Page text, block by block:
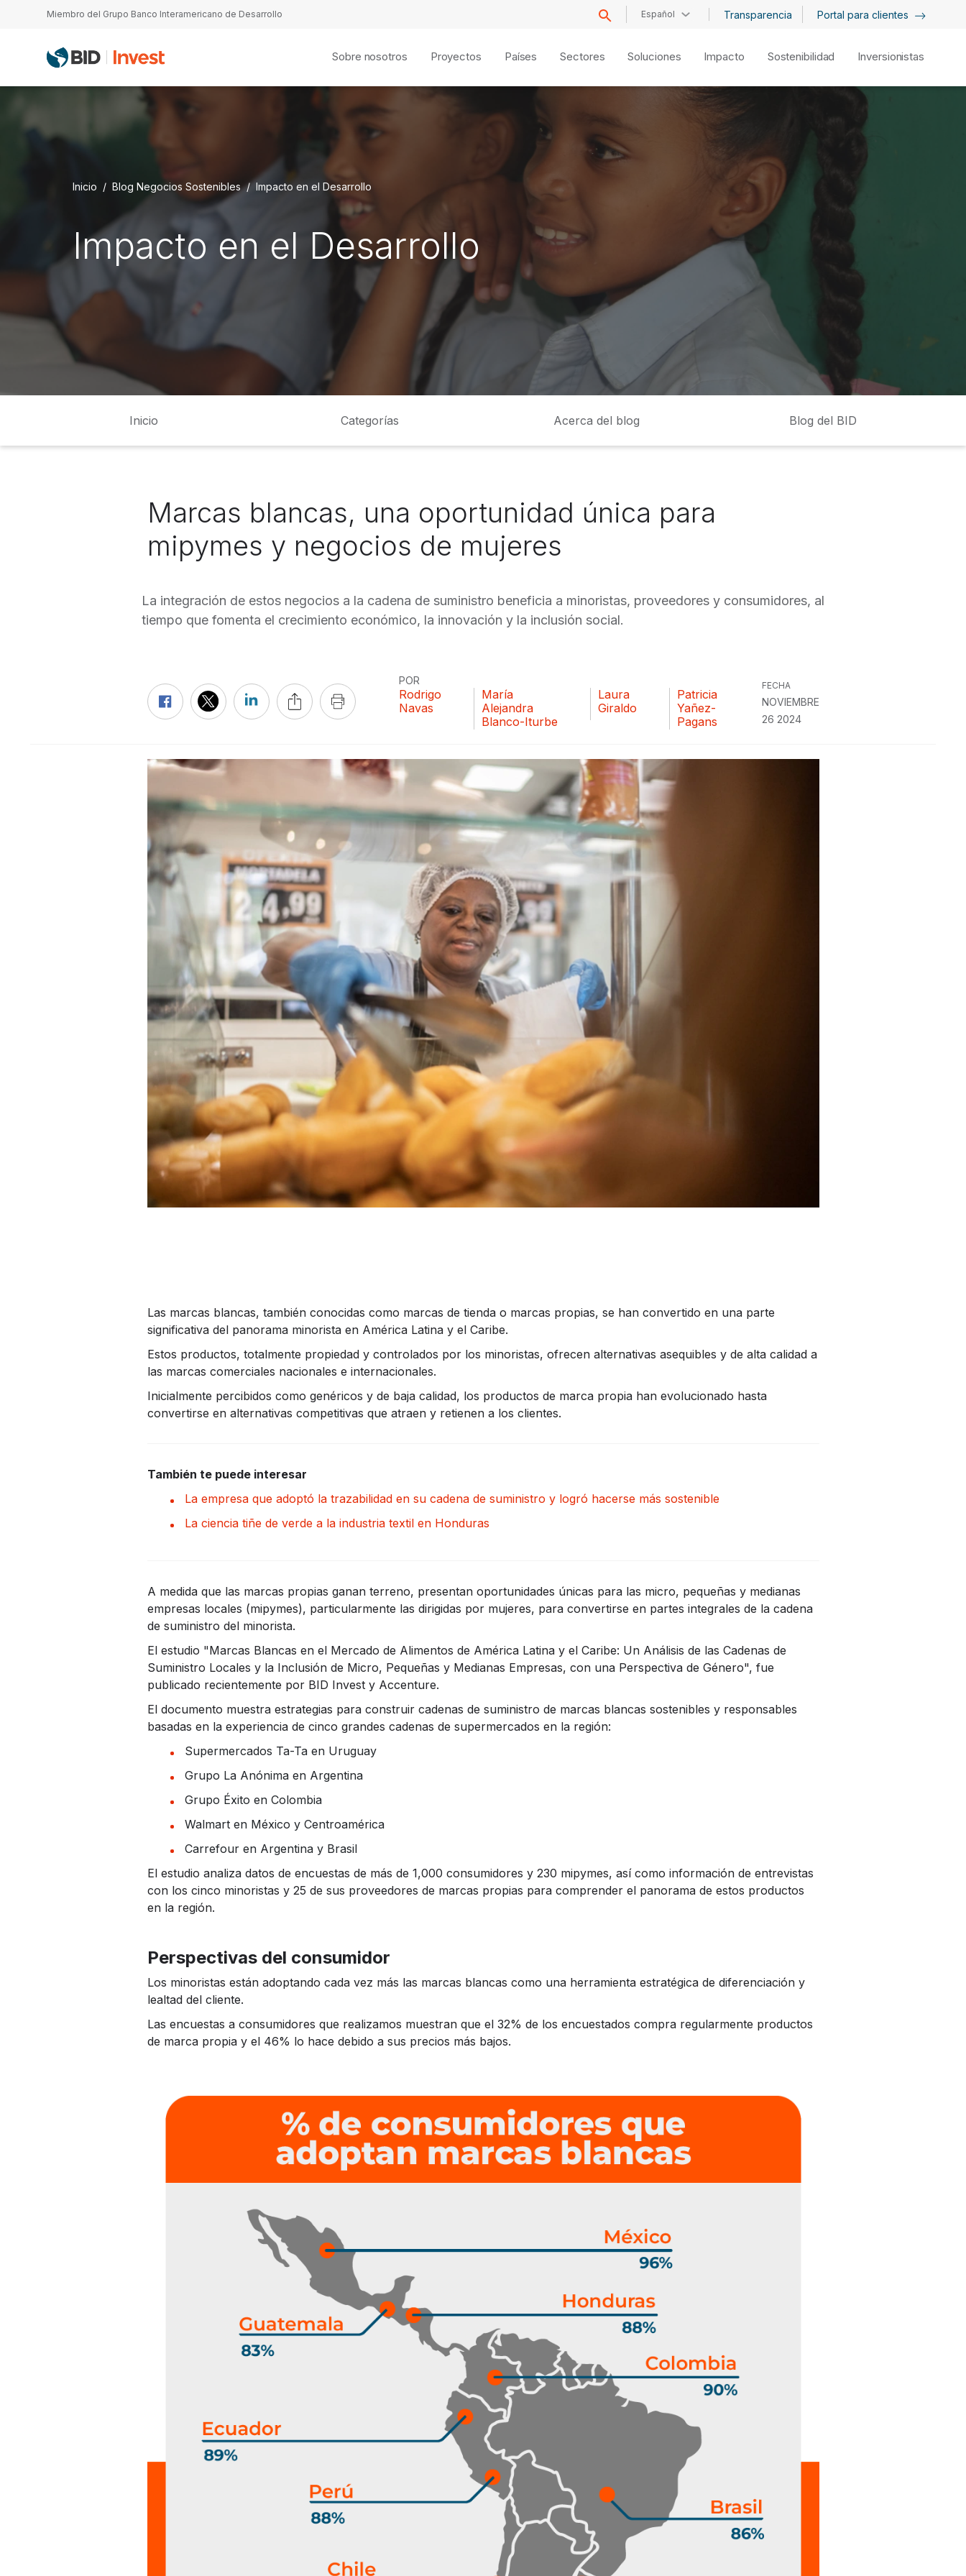
Pasar al contenido principal
Miembro del Grupo Banco Interamericano de Desarrollo Español Transparencia Portal para clientes
Sobre nosotros Proyectos Países Sectores Soluciones Impacto Sostenibilidad Inversionistas
Inicio Blog Negocios Sostenibles Impacto en el Desarrollo
Impacto en el Desarrollo
Inicio Categorías Acerca del blog Blog del BID
Marcas blancas, una oportunidad única para
mipymes y negocios de mujeres
La integración de estos negocios a la cadena de suministro beneficia a minoristas, proveedores y consumidores, al
tiempo que fomenta el crecimiento económico, la innovación y la inclusión social.
POR
Rodrigo
Navas
María
Alejandra
Blanco-Iturbe
Laura
Giraldo
Patricia
Yañez-
Pagans
FECHA
NOVIEMBRE
26 2024
Las marcas blancas, también conocidas como marcas de tienda o marcas propias, se han convertido en una parte
significativa del panorama minorista en América Latina y el Caribe.
Estos productos, totalmente propiedad y controlados por los minoristas, ofrecen alternativas asequibles y de alta calidad a
las marcas comerciales nacionales e internacionales.
Inicialmente percibidos como genéricos y de baja calidad, los productos de marca propia han evolucionado hasta
convertirse en alternativas competitivas que atraen y retienen a los clientes.
También te puede interesar
La empresa que adoptó la trazabilidad en su cadena de suministro y logró hacerse más sostenible
La ciencia tiñe de verde a la industria textil en Honduras
A medida que las marcas propias ganan terreno, presentan oportunidades únicas para las micro, pequeñas y medianas
empresas locales (mipymes), particularmente las dirigidas por mujeres, para convertirse en partes integrales de la cadena
de suministro del minorista.
El estudio "Marcas Blancas en el Mercado de Alimentos de América Latina y el Caribe: Un Análisis de las Cadenas de
Suministro Locales y la Inclusión de Micro, Pequeñas y Medianas Empresas, con una Perspectiva de Género", fue
publicado recientemente por BID Invest y Accenture.
El documento muestra estrategias para construir cadenas de suministro de marcas blancas sostenibles y responsables
basadas en la experiencia de cinco grandes cadenas de supermercados en la región:
Supermercados Ta-Ta en Uruguay
Grupo La Anónima en Argentina
Grupo Éxito en Colombia
Walmart en México y Centroamérica
Carrefour en Argentina y Brasil
El estudio analiza datos de encuestas de más de 1,000 consumidores y 230 mipymes, así como información de entrevistas
con los cinco minoristas y 25 de sus proveedores de marcas propias para comprender el panorama de estos productos
en la región.
Perspectivas del consumidor
Los minoristas están adoptando cada vez más las marcas blancas como una herramienta estratégica de diferenciación y
lealtad del cliente.
Las encuestas a consumidores que realizamos muestran que el 32% de los encuestados compra regularmente productos
de marca propia y el 46% lo hace debido a sus precios más bajos.